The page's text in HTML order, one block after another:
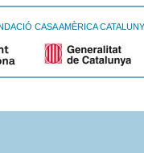
CASA AMÈRICA